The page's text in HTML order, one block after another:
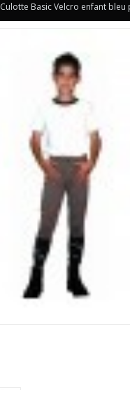
Culotte Basic Velcro enfant bleu